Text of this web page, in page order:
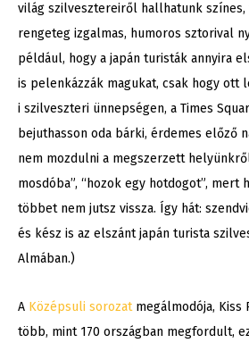
világ szilvesztereiről hallhatunk színes,
rengeteg izgalmas, humoros sztorival
például, hogy a japán turisták annyira
is pelenkázzák magukat, csak hogy ott
i szilveszteri ünnepségen, a Times
bejuthasson oda bárki, érdemes előző
nem mozdulni a megszerzett
mosdóba”, “hozok egy hotdogot”, mert
többet nem jutsz vissza. Így hát:
és kész is az elszánt japán turista
Almában.)
A Középsuli sorozatmegálmodója, Kiss
több, mint 170 országban megfordult,